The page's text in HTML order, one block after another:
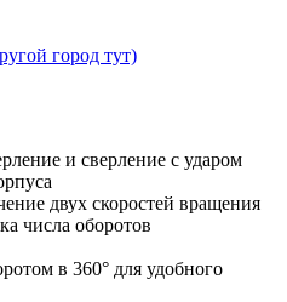
город тут)
и сверление с ударом
двух скоростей вращения
числа оборотов
в 360° для удобного